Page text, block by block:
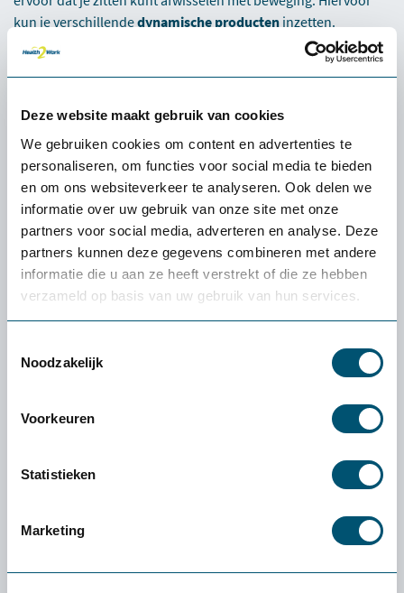
Deze website maakt gebruik van cookies
We gebruiken cookies om content en advertenties te
personaliseren, om functies voor social media te bieden
en om ons websiteverkeer te analyseren. Ook delen we
informatie over uw gebruik van onze site met onze
partners voor social media, adverteren en analyse. Deze
partners kunnen deze gegevens combineren met andere
informatie die u aan ze heeft verstrekt of die ze hebben
verzameld op basis van uw gebruik van hun services.
Noodzakelijk
Voorkeuren
Statistieken
Marketing
kun je verschillendedynamische producten inzetten.
Als ik een tekst voor mezelf moet uitwerken zit ik graag. Maar
wanneer ik teksten redigeer of beeldmateriaal bekijk of
voor mezelf voor een fijne afwisseling. Het is belangrijk om
hierin een balans te vinden. Steppie is perfect als stahulp bij
staand werken en ook ideaal bij een vergadering of staand
overleg. De moeite waard om eens te proberen!
Ik wil de Steppie 30 dagen gratis proberen
Arbo Kennisplatform over veilig en gezond werken
The conversation
Ga naar alle blog berichten van Jeroen